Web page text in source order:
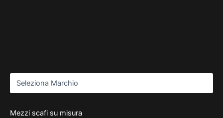
Mezzi scafi su misura